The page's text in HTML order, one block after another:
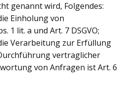
genannt wird, Folgendes:
Einholung von
1 lit. a und Art. 7 DSGVO;
Verarbeitung zur Erfüllung
vertraglicher
von Anfragen ist Art. 6